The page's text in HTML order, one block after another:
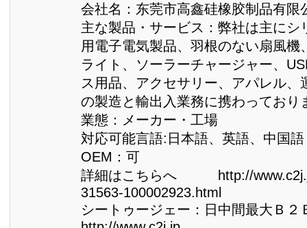
会社名：东莞市高鑫硅橡胶制品有限
主な製品・サービス：弊社は主にシ
用電子電気製品、羽根のない扇風機
ライト、ソーラーチャージャー、
ス用品、アクセサリー、アパレル、
の製造と輸出入業務に携わっており
業態：メーカー・工場
対応可能言語:日本語、英語、中国語
OEM：可
詳細はこちらへ http://
31563-100002923.html
シートゥージェー：日中間最大Ｂ２